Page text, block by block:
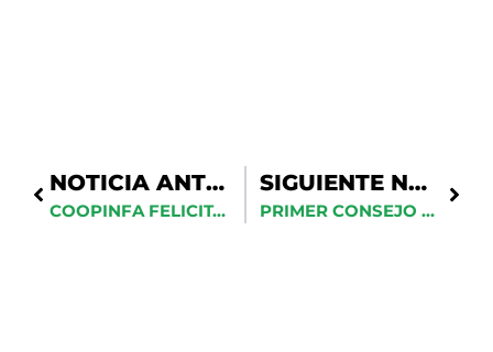
NOTICIA ANTERIOR
COOPINFA FELICITA A SUS SOCIOS MARINEROS POR LOGRO EN LA COPA DAVIS 2026
SIGUIENTE NOTICIA
PRIMER CONSEJO AMPLIADO DE 2026 CON LOS NUEVOS INTEGRANTES ELECTOS EN LA VIII ASAMBLEA GENERAL